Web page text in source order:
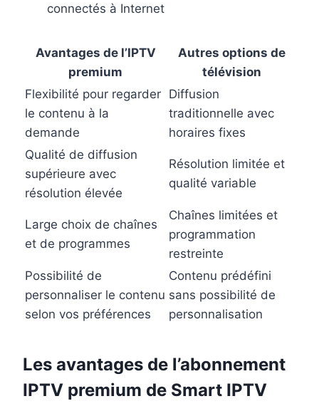
connectés à Internet
Avantages de l’IPTV
premium
Autres options de
télévision
Flexibilité pour regarder
le contenu à la
demande
Diffusion
traditionnelle avec
horaires fixes
Qualité de diffusion
supérieure avec
résolution élevée
Résolution limitée et
qualité variable
Large choix de chaînes
et de programmes
Chaînes limitées et
programmation
restreinte
Possibilité de
personnaliser le contenu
selon vos préférences
Contenu prédéfini
sans possibilité de
personnalisation
Les avantages de l’abonnement
IPTV premium de Smart IPTV